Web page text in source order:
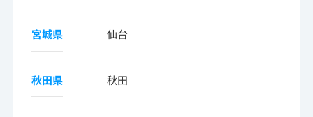
宮城県 仙台
秋田県 秋田